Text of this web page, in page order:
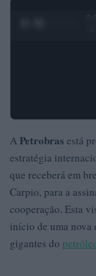
A Petrobras está
estratégia
que receberá em
Carpio, para a
cooperação. Esta
início de uma nova
gigantes do